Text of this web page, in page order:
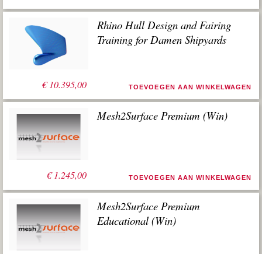
€10.395,00
Rhino Hull Design and Fairing
Training for Damen Shipyards
TOEVOEGEN AAN WINKELWAGEN
€1.245,00
Mesh2Surface Premium (Win)
TOEVOEGEN AAN WINKELWAGEN
Mesh2Surface Premium
Educational (Win)